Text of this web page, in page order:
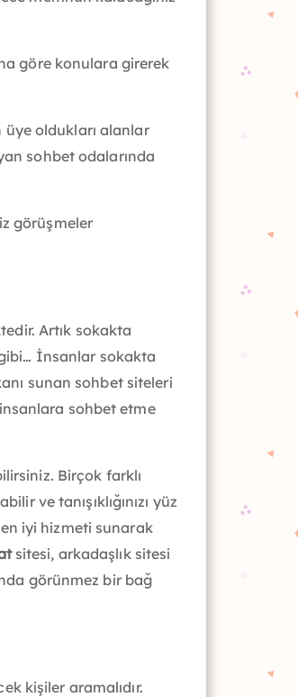
göre konulara girerek
oldukları alanlar
sohbet odalarında
görüşmeler
Artık sokakta
İnsanlar sokakta
sunan sohbet siteleri
sohbet etme
Birçok farklı
ve tanışıklığınızı yüz
iyi hizmeti sunarak
sitesi, arkadaşlık sitesi
görünmez bir bağ
kişiler aramalıdır.